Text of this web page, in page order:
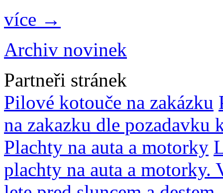
více →
Archiv novinek
Partneři stránek
Pilové kotouče na zakázku
na zakazku dle pozadavku
Plachty na auta a motorky
plachty na auta a motorky.